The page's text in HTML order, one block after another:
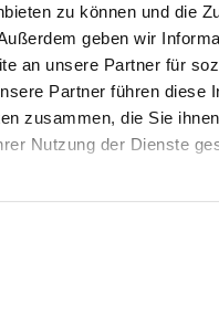
zu können und die
geben wir
an unsere Partner für
Partner führen diese
zusammen, die Sie
Nutzung der Dienste
vous rencontrez un petit
vous faire avec votre
sur lequel
une vache s’approche
sécurité à travers le